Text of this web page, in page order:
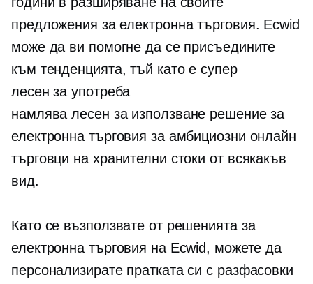
предложения за електронна търговия. Ecwid
може да ви помогне да се присъедините
към тенденцията, тъй като е супер
лесен за употреба
намлявалесен за използване решение за
електронна търговия за амбициозни онлайн
търговци на хранителни стоки от всякакъв
вид.
Като се възползвате от решенията за
електронна търговия на Ecwid, можете да
персонализирате пратката си с разфасовки